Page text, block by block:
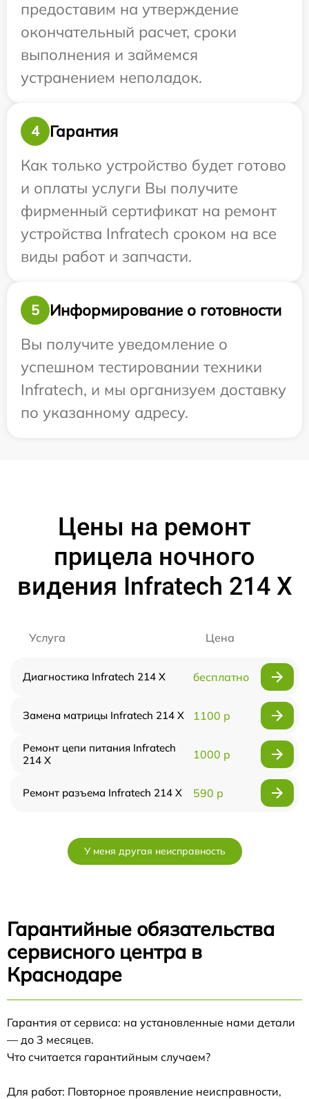
предоставим на утверждение
окончательный расчет, сроки
выполнения и займемся
устранением неполадок.
4
Гарантия
Как только устройство будет готово
и оплаты услуги Вы получите
фирменный сертификат на ремонт
устройства Infratech сроком на все
виды работ и запчасти.
5
Информирование о готовности
Вы получите уведомление о
успешном тестировании техники
Infratech, и мы организуем доставку
по указанному адресу.
Цены на ремонт
прицела ночного
видения Infratech 214 Х
Услуга Цена
Диагностика Infratech 214 Х бесплатно
Замена матрицы Infratech 214 Х 1100 р
Ремонт цепи питания Infratech
214 Х
1000 р
Ремонт разъема Infratech 214 Х 590 р
У меня другая неисправность
Гарантийные обязательства
сервисного центра в
Краснодаре
Гарантия от сервиса: на установленные нами детали
— до 3 месяцев.
Что считается гарантийным случаем?
Для работ: Повторное проявление неисправности,